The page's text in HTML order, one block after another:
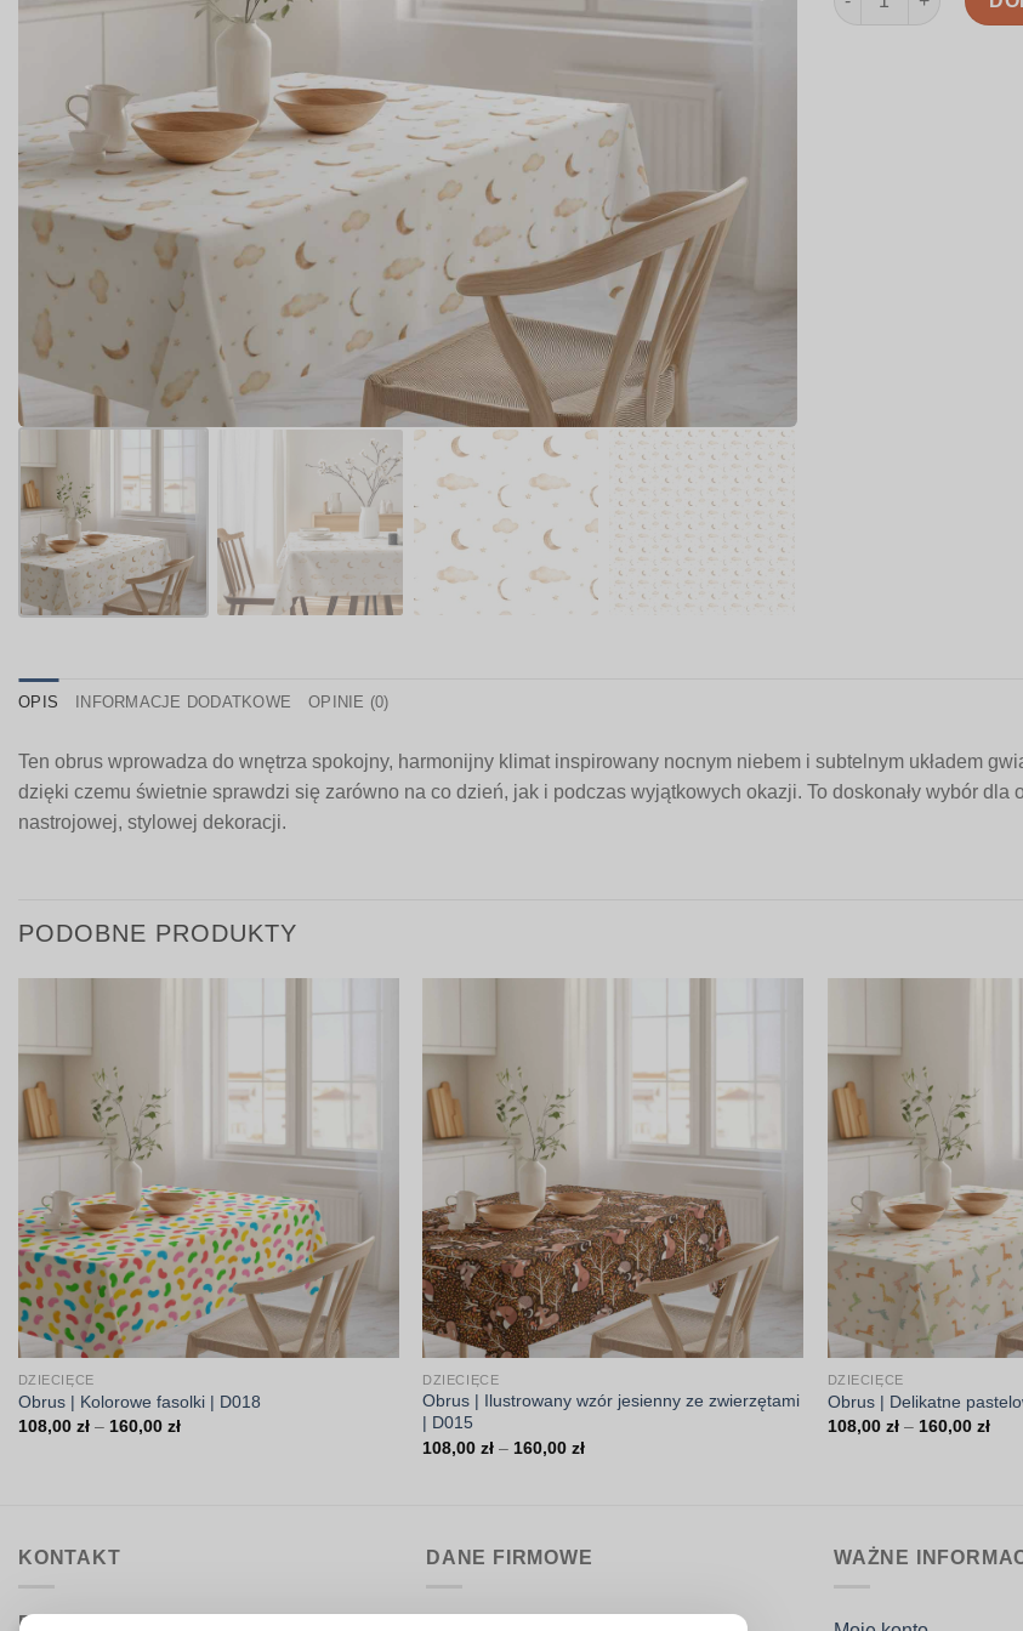
OPIS INFORMACJE DODATKOWE OPINIE (0)
Ten obrus wprowadza do wnętrza spokojny, harmonijny klimat inspirowany nocnym niebem i subtelnym układem
dzięki czemu świetnie sprawdzi się zarówno na co dzień, jak i podczas wyjątkowych okazji. To doskonały wybór
nastrojowej, stylowej dekoracji.
PODOBNE PRODUKTY
DZIECIĘCE
Obrus | Kolorowe fasolki | D018
108,00 zł – 160,00 złZakres
DZIECIĘCE
Obrus | Ilustrowany wzór jesienny ze zwierzętami
| D015
108,00zł – 160,00złZakres
DZIECIĘCE
Obrus | Delikatne
108,00 zł – 160,00 zł
KONTAKT
Biuro obsługi:
DANE FIRMOWE WAŻNE